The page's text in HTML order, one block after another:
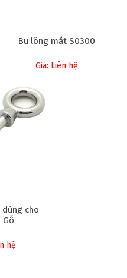
Bu lông mắt S0300
Giá: Liên hệ
cho
Gỗ
hệ